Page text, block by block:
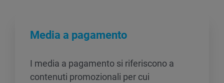
Media a pagamento
I media a pagamento si riferiscono a
contenuti promozionali per cui